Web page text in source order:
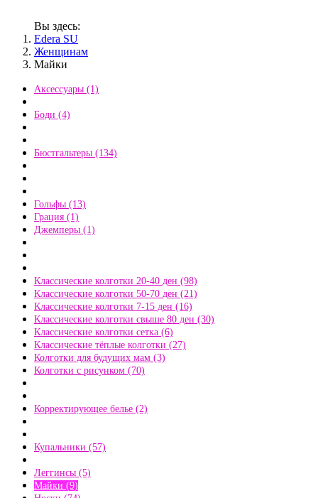
Вы здесь:
Edera SU
Женщинам
Майки
Аксессуары (1)
Боди (4)
Бюстгальтеры (134)
Гольфы (13)
Грация (1)
Джемперы (1)
Классические колготки 20-40 ден (98)
Классические колготки 50-70 ден (21)
Классические колготки 7-15 ден (16)
Классические колготки свыше 80 ден (30)
Классические колготки сетка (6)
Классические тёплые колготки (27)
Колготки для будущих мам (3)
Колготки с рисунком (70)
Корректирующее белье (2)
Купальники (57)
Леггинсы (5)
Майки (9)